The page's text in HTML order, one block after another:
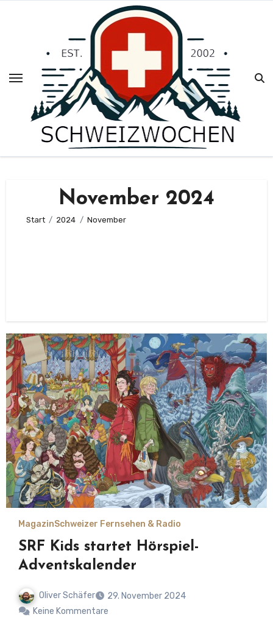
November 2024
Start 2024 November
MagazinSchweizer Fernsehen & Radio
SRF Kids startet Hörspiel-
Adventskalender
Oliver Schäfer
29. November 2024
Keine Kommentare